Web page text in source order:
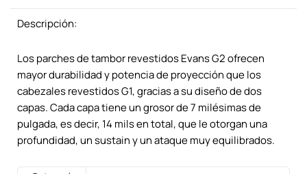
Descripción:
Los parches de tambor revestidos Evans G2 ofrecen
mayor durabilidad y potencia de proyección que los
cabezales revestidos G1, gracias a su diseño de dos
capas. Cada capa tiene un grosor de 7 milésimas de
pulgada, es decir, 14 mils en total, que le otorgan una
profundidad, un sustain y un ataque muy equilibrados.